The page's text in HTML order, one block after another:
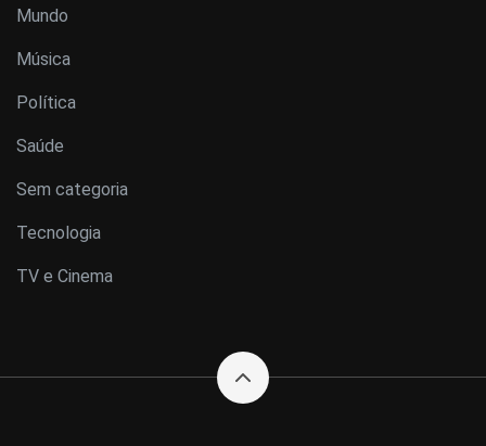
Mundo
Música
Política
Saúde
Sem categoria
Tecnologia
TV e Cinema